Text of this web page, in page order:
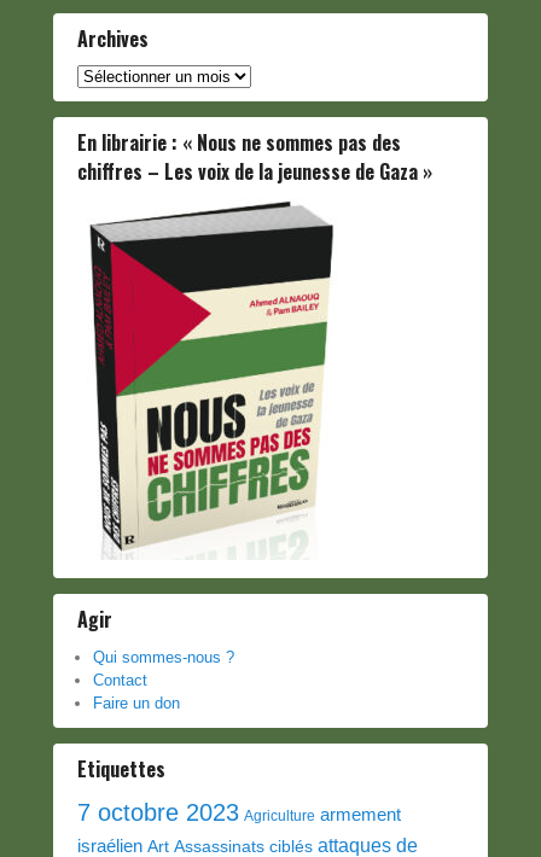
Archives
Archives
En librairie : « Nous ne sommes pas des
chiffres – Les voix de la jeunesse de Gaza »
Agir
Qui sommes-nous ?
Contact
Faire un don
Etiquettes
7 octobre 2023 Agriculture armement
israélien Art Assassinats ciblés attaques de